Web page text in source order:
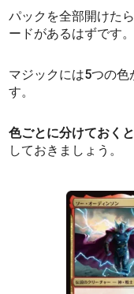
パックを全部開けた
ードがあるはずです。
マジックには5つの色
す。
色ごとに分けておく
しておきましょう。